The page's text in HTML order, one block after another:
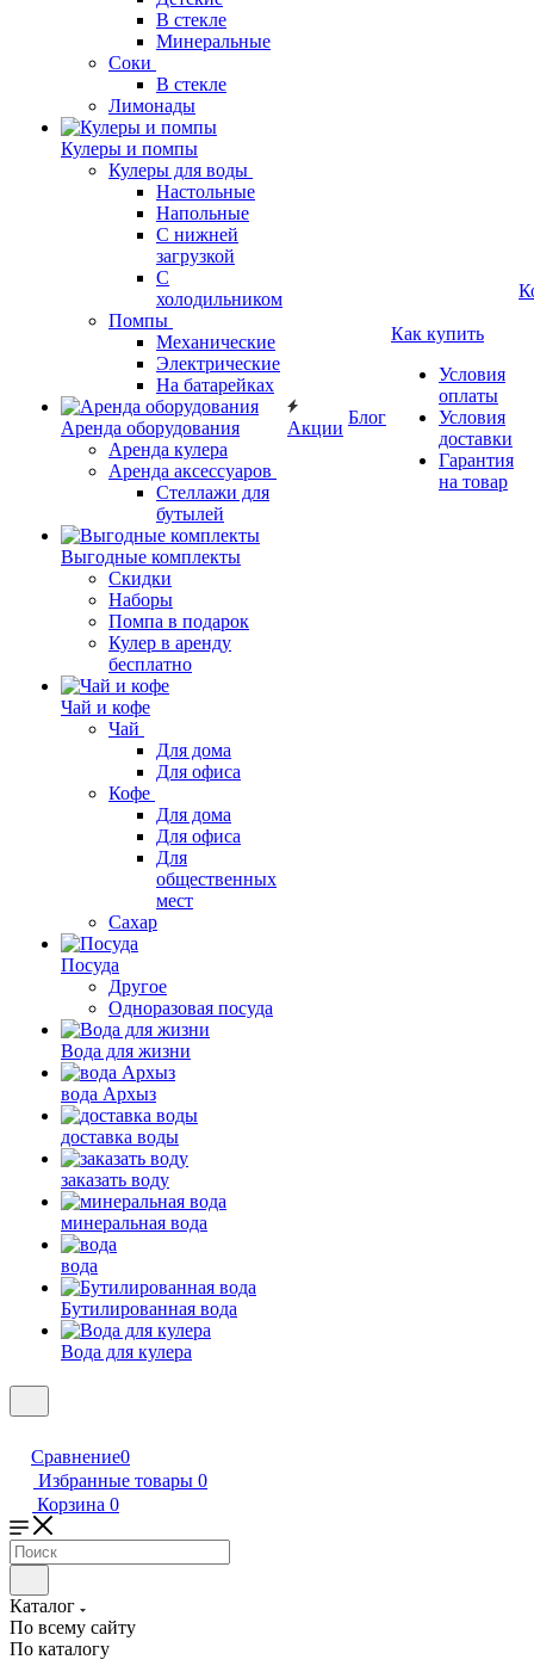
В стекле
Минеральные
Соки
В стекле
Лимонады
Кулеры и помпы
Кулеры для воды
Настольные
Напольные
С нижней
загрузкой
С
холодильником
Помпы
Механические
Электрические
На батарейках
Аренда оборудования
Аренда кулера
Аренда аксессуаров
Стеллажи для
бутылей
Выгодные комплекты
Скидки
Наборы
Помпа в подарок
Кулер в аренду
бесплатно
Чай и кофе
Чай
Для дома
Для офиса
Кофе
Для дома
Для офиса
Для
общественных
мест
Сахар
Посуда
Другое
Одноразовая посуда
Вода для жизни
вода Архыз
доставка воды
заказать воду
минеральная вода
вода
Бутилированная вода
Вода для кулера
Акции
Блог
Как купить
Условия
оплаты
Условия
доставки
Гарантия
на товар
Сравнение0
Избранные товары 0
Корзина 0
Каталог
По всему сайту
По каталогу